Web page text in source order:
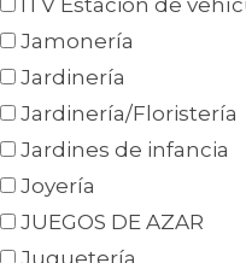
ITV Estación de
Jamonería
Jardinería
Jardinería/Floristería
Jardines de infancia
Joyería
JUEGOS DE AZAR